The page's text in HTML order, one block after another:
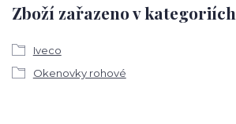
Zboží zařazeno v kategoriích
Iveco
Okenovky rohové